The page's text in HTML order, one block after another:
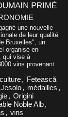
PRIMÉ
une nouvelle
de leur qualité
Bruxelles", un
organisé en
qui vise à
vins provenant
culture, Fetească
Jesolo, médailles ,
, Origini
Noble Alb,
, vins